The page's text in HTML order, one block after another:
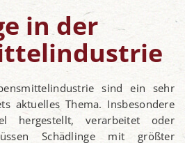
in der
sind ein sehr
aktuelles Thema. Insbesondere
hergestellt, verarbeitet oder
Schädlinge mit größter